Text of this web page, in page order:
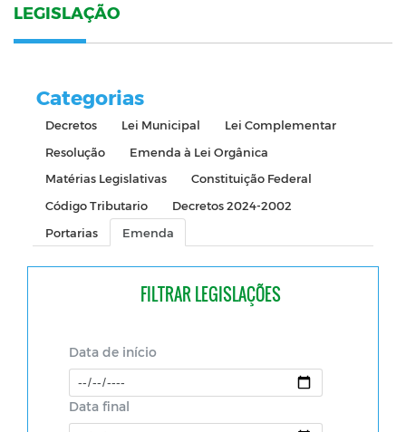
LEGISLAÇÃO
Categorias
Decretos Lei Municipal
Lei Complementar
Resolução
Emenda à Lei Orgânica
Matérias Legislativas
Constituição Federal
Código Tributario
Decretos 2024-2002
Portarias
Emenda
FILTRAR LEGISLAÇÕES
Data de início
Data final